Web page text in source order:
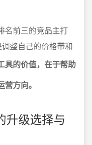
名前三的竞品主打
整自己的价格带和
具的价值，在于帮助
方向。
升级选择与